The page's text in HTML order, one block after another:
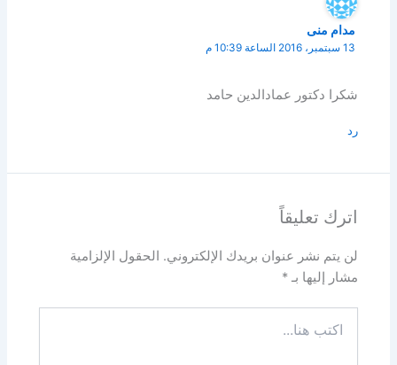
مدام منى
13 سبتمبر، 2016 الساعة 10:39 م
شكرا دكتور عمادالدين حامد
رد
اترك تعليقاً
لن يتم نشر عنوان بريدك الإلكتروني.
الحقول الإلزامية
مشار إليها بـ*
هنا...